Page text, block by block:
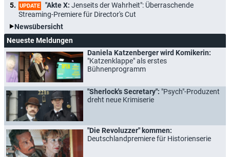
UPDATE "Akte X: Jenseits der Wahrheit": Überraschende
Streaming-Premiere für Director's Cut
Newsübersicht
Neueste Meldungen
Daniela Katzenberger wird Komikerin:
"Katzenklappe" als erstes
Bühnenprogramm
"Sherlock's Secretary": "Psych"-Produzent
dreht neue Krimiserie
"Die Revoluzzer" kommen:
Deutschlandpremiere für Historienserie